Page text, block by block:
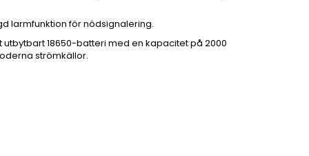
larmfunktion för nödsignalering.
18650-batteri med en kapacitet på 2000
strömkällor.